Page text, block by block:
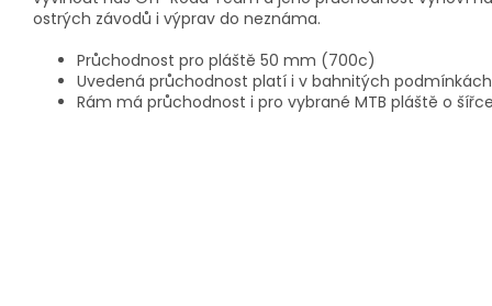
ostrých závodů i výprav do neznáma.
Průchodnost pro pláště 50 mm (700c)
Uvedená průchodnost platí i v bahnitých podmínkách
Rám má průchodnost i pro vybrané MTB pláště o šířce